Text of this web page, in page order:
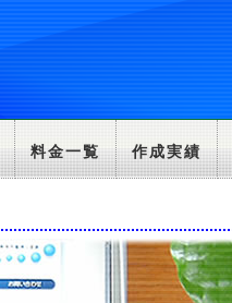
料金一覧 作成実績